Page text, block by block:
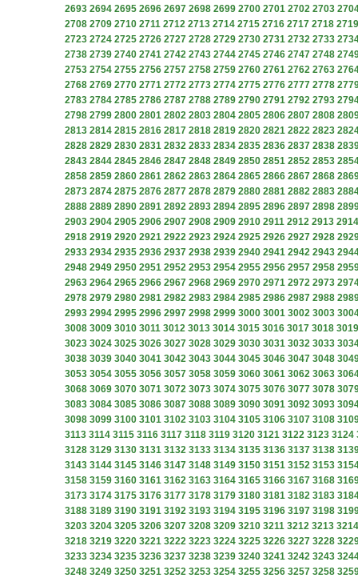
2693 2694 2695 2696 2697 2698 2699 2700 2701 2702 2703
2708 2709 2710 2711 2712 2713 2714 2715 2716 2717 2718 2719
2723 2724 2725 2726 2727 2728 2729 2730 2731 2732 2733
2738 2739 2740 2741 2742 2743 2744 2745 2746 2747 2748
2753 2754 2755 2756 2757 2758 2759 2760 2761 2762 2763
2768 2769 2770 2771 2772 2773 2774 2775 2776 2777 2778
2783 2784 2785 2786 2787 2788 2789 2790 2791 2792 2793
2798 2799 2800 2801 2802 2803 2804 2805 2806 2807 2808
2813 2814 2815 2816 2817 2818 2819 2820 2821 2822 2823
2828 2829 2830 2831 2832 2833 2834 2835 2836 2837 2838
2843 2844 2845 2846 2847 2848 2849 2850 2851 2852 2853
2858 2859 2860 2861 2862 2863 2864 2865 2866 2867 2868
2873 2874 2875 2876 2877 2878 2879 2880 2881 2882 2883
2888 2889 2890 2891 2892 2893 2894 2895 2896 2897 2898
2903 2904 2905 2906 2907 2908 2909 2910 2911 2912 2913 2914
2918 2919 2920 2921 2922 2923 2924 2925 2926 2927 2928
2933 2934 2935 2936 2937 2938 2939 2940 2941 2942 2943
2948 2949 2950 2951 2952 2953 2954 2955 2956 2957 2958
2963 2964 2965 2966 2967 2968 2969 2970 2971 2972 2973
2978 2979 2980 2981 2982 2983 2984 2985 2986 2987 2988
2993 2994 2995 2996 2997 2998 2999 3000 3001 3002 3003
3008 3009 3010 3011 3012 3013 3014 3015 3016 3017 3018 3019
3023 3024 3025 3026 3027 3028 3029 3030 3031 3032 3033
3038 3039 3040 3041 3042 3043 3044 3045 3046 3047 3048
3053 3054 3055 3056 3057 3058 3059 3060 3061 3062 3063
3068 3069 3070 3071 3072 3073 3074 3075 3076 3077 3078
3083 3084 3085 3086 3087 3088 3089 3090 3091 3092 3093
3098 3099 3100 3101 3102 3103 3104 3105 3106 3107 3108
3113 3114 3115 3116 3117 3118 3119 3120 3121 3122 3123 3124
3128 3129 3130 3131 3132 3133 3134 3135 3136 3137 3138
3143 3144 3145 3146 3147 3148 3149 3150 3151 3152 3153
3158 3159 3160 3161 3162 3163 3164 3165 3166 3167 3168
3173 3174 3175 3176 3177 3178 3179 3180 3181 3182 3183
3188 3189 3190 3191 3192 3193 3194 3195 3196 3197 3198
3203 3204 3205 3206 3207 3208 3209 3210 3211 3212 3213 3214
3218 3219 3220 3221 3222 3223 3224 3225 3226 3227 3228
3233 3234 3235 3236 3237 3238 3239 3240 3241 3242 3243
3248 3249 3250 3251 3252 3253 3254 3255 3256 3257 3258